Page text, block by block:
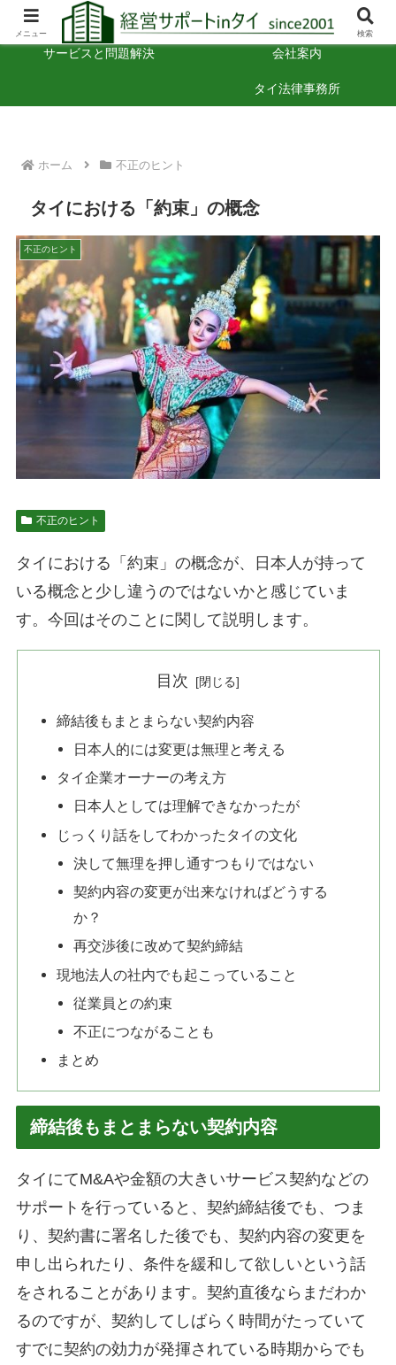
タイでの経営のヒント お困りごと相談
サービスと問題解決 会社案内
タイ法律事務所
ホーム 不正のヒント
タイにおける「約束」の概念
不正のヒント
不正のヒント
タイにおける「約束」の概念が、日本人が持って
いる概念と少し違うのではないかと感じていま
す。今回はそのことに関して説明します。
目次
締結後もまとまらない契約内容
日本人的には変更は無理と考える
タイ企業オーナーの考え方
日本人としては理解できなかったが
じっくり話をしてわかったタイの文化
決して無理を押し通すつもりではない
契約内容の変更が出来なければどうする
か？
再交渉後に改めて契約締結
現地法人の社内でも起こっていること
従業員との約束
不正につながることも
まとめ
締結後もまとまらない契約内容
タイにてM&Aや金額の大きいサービス契約などの
サポートを行っていると、契約締結後でも、つま
り、契約書に署名した後でも、契約内容の変更を
申し出られたり、条件を緩和して欲しいという話
をされることがあります。契約直後ならまだわか
るのですが、契約してしばらく時間がたっていて
すでに契約の効力が発揮されている時期からでも
メニュー 検索